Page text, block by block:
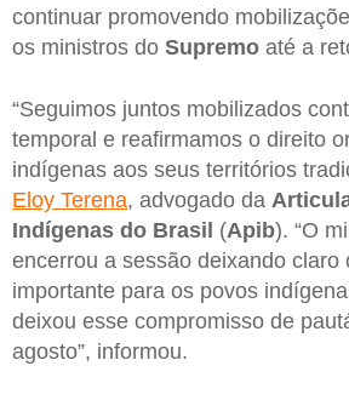
continuar promovendo
os ministros do Supremo até a
“Seguimos juntos mobilizados
temporal e reafirmamos o direito
indígenas aos seus territórios
Eloy Terena, advogado da
Indígenas do Brasil (Apib). “O
encerrou a sessão deixando claro
importante para os povos
deixou esse compromisso de
agosto”, informou.